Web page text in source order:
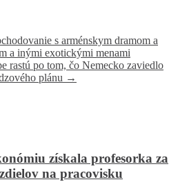
s arménskym dramom a
a inými exotickými menami
rastú po tom, čo Nemecko zaviedlo
plánu →
získala profesorka za
na pracovisku